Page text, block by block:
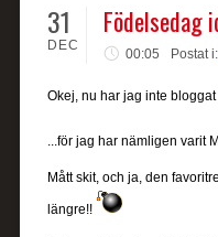
31
DEC
Födelsedag
00:05 Postat i:
Okej, nu har jag inte
...för jag har nämligen varit
Mått skit, och ja, den
längre!!